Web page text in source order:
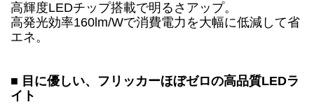
高輝度LEDチップ搭載で明るさアップ。
高発光効率160lm/Wで消費電力を大幅に低減して省
エネ。
■ 目に優しい、フリッカーほぼゼロの高品質LEDラ
イト